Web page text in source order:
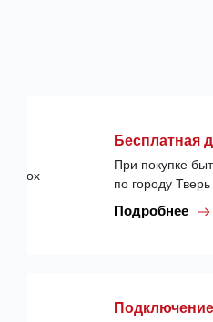
Бесплатная
При покупке
по городу
Подробнее
Подключение